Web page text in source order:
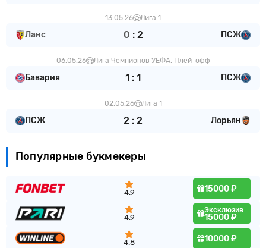
13.05.26 Лига 1
Ланс 0 : 2 ПСЖ
06.05.26 Лига Чемпионов УЕФА. Плей-офф
Бавария 1 : 1 ПСЖ
02.05.26 Лига 1
ПСЖ 2 : 2 Лорьян
Популярные букмекеры
4.9 15000 ₽
4.9
Эксклюзив
15000 ₽
4.8 10000 ₽